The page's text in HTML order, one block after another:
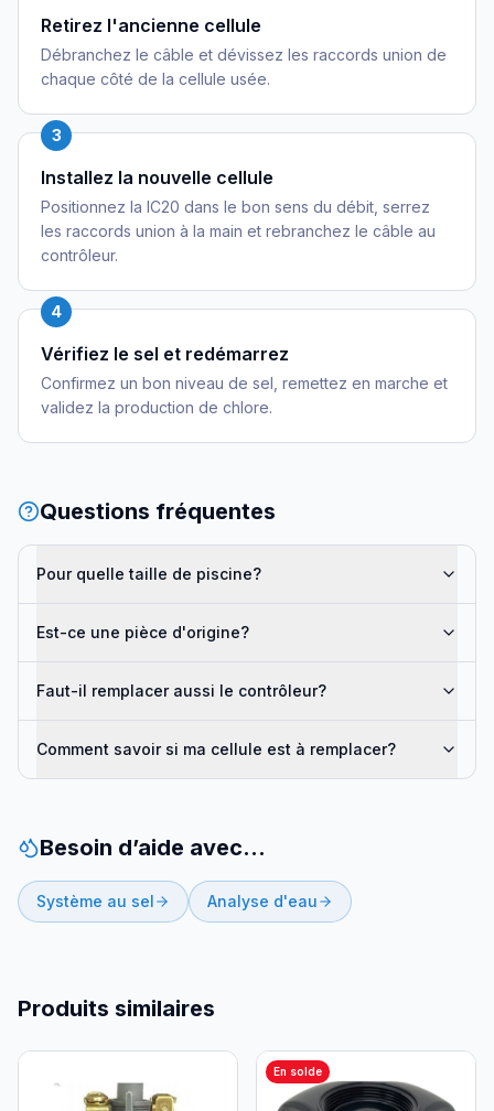
Retirez l'ancienne cellule
Débranchez le câble et dévissez les raccords union de
chaque côté de la cellule usée.
3
Installez la nouvelle cellule
Positionnez la IC20 dans le bon sens du débit, serrez
les raccords union à la main et rebranchez le câble au
contrôleur.
4
Vérifiez le sel et redémarrez
Confirmez un bon niveau de sel, remettez en marche et
validez la production de chlore.
Questions fréquentes
Pour quelle taille de piscine?
Est-ce une pièce d'origine?
Faut-il remplacer aussi le contrôleur?
Comment savoir si ma cellule est à remplacer?
Besoin d’aide avec…
Système au sel Analyse d'eau
Produits similaires
En solde